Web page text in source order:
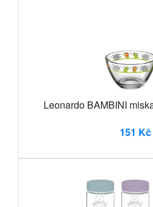
Leonardo BAMBINI
151 Kč